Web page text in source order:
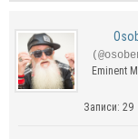
Eminent
Записи: 29